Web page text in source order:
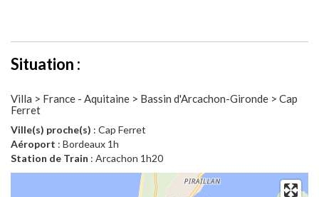
Situation :
Villa > France - Aquitaine > Bassin d'Arcachon-Gironde > Cap
Ferret
Ville(s) proche(s) : Cap Ferret
Aéroport : Bordeaux 1h
Station de Train : Arcachon 1h20